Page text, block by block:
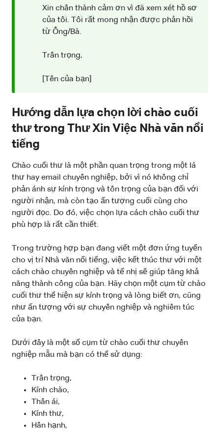
Xin chân thành cảm ơn vì đã xem xét hồ sơ
của tôi. Tôi rất mong nhận được phản hồi
từ Ông/Bà.
Trân trọng,
[Tên của bạn]
Hướng dẫn lựa chọn lời chào cuối
thư trong Thư Xin Việc Nhà văn nổi
tiếng
Chào cuối thư là một phần quan trọng trong một lá
thư hay email chuyên nghiệp, bởi vì nó không chỉ
phản ánh sự kính trọng và tôn trọng của bạn đối với
người nhận, mà còn tạo ấn tượng cuối cùng cho
người đọc. Do đó, việc chọn lựa cách chào cuối thư
phù hợp là rất cần thiết.
Trong trường hợp bạn đang viết một đơn ứng tuyển
cho vị trí Nhà văn nổi tiếng, việc kết thúc thư với một
cách chào chuyên nghiệp và tế nhị sẽ giúp tăng khả
năng thành công của bạn. Hãy chọn một cụm từ chào
cuối thư thể hiện sự kính trọng và lòng biết ơn, cũng
như ấn tượng với sự chuyên nghiệp và nghiêm túc
của bạn.
Dưới đây là một số cụm từ chào cuối thư chuyên
nghiệp mẫu mà bạn có thể sử dụng:
Trân trọng,
Kính chào,
Thân ái,
Kính thư,
Hân hạnh,